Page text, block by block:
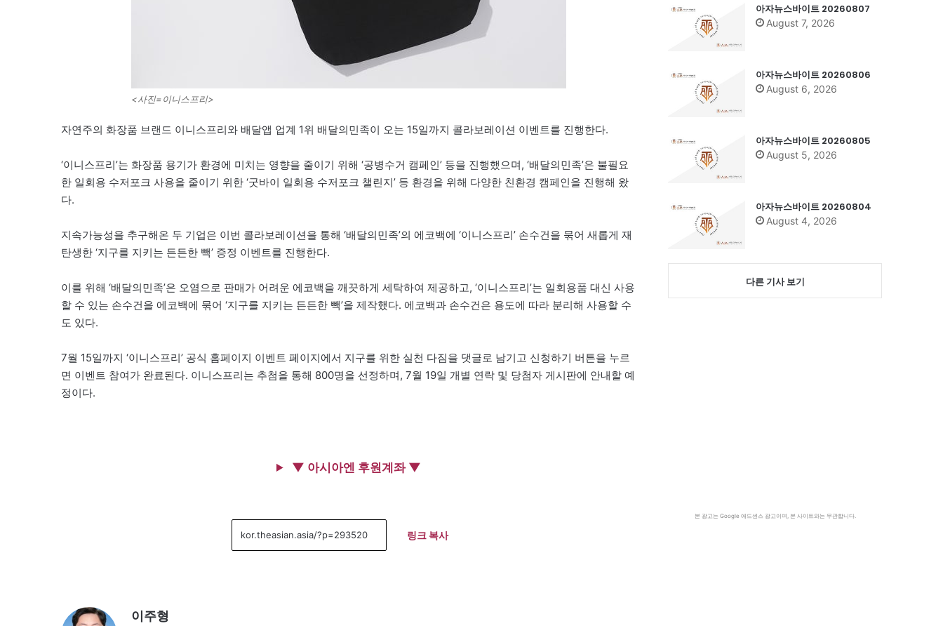
<사진=이니스프리>
자연주의 화장품 브랜드 이니스프리와 배달앱 업계 1위 배달의민족이 오는 15일까지 콜라보레이션 이벤트를 진행한다.
‘이니스프리’는 화장품 용기가 환경에 미치는 영향을 줄이기 위해 ‘공병수거 캠페인’ 등을 진행했으며, ‘배달의민족’은 불필요
한 일회용 수저포크 사용을 줄이기 위한 ‘굿바이 일회용 수저포크 챌린지’ 등 환경을 위해 다양한 친환경 캠페인을 진행해 왔
다.
지속가능성을 추구해온 두 기업은 이번 콜라보레이션을 통해 ‘배달의민족’의 에코백에 ‘이니스프리’ 손수건을 묶어 새롭게 재
탄생한 ‘지구를 지키는 든든한 빽’ 증정 이벤트를 진행한다.
이를 위해 ‘배달의민족’은 오염으로 판매가 어려운 에코백을 깨끗하게 세탁하여 제공하고, ‘이니스프리’는 일회용품 대신 사용
할 수 있는 손수건을 에코백에 묶어 ‘지구를 지키는 든든한 빽’을 제작했다. 에코백과 손수건은 용도에 따라 분리해 사용할 수
도 있다.
7월 15일까지 ‘이니스프리’ 공식 홈페이지 이벤트 페이지에서 지구를 위한 실천 다짐을 댓글로 남기고 신청하기 버튼을 누르
면 이벤트 참여가 완료된다. 이니스프리는 추첨을 통해 800명을 선정하며, 7월 19일 개별 연락 및 당첨자 게시판에 안내할 예
정이다.
▼ 아시아엔 후원계좌 ▼
링크 복사
이주형
아자뉴스바이트 20260807
August 7, 2026
아자뉴스바이트 20260806
August 6, 2026
아자뉴스바이트 20260805
August 5, 2026
아자뉴스바이트 20260804
August 4, 2026
다른 기사 보기
본 광고는 Google 애드센스 광고이며, 본 사이트와는 무관합니다.